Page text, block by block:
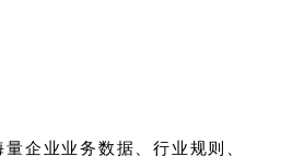
企业业务数据、行业规则、